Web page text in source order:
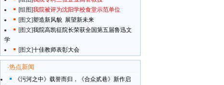
[组图]我院被评为沈阳学校食堂示范单位
[图文]塑造新风貌 展望新未来
[图文]我院高凯征院长荣获全国第五届鲁迅文
学
[图文]十佳教师表彰大会
·热点新闻
《污河之中》载誉而归，《合众贰巷》新作启